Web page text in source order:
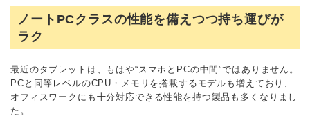
ノートPCクラスの性能を備えつつ持ち運びが
ラク
最近のタブレットは、もはや“スマホとPCの中間”ではありません。
PCと同等レベルのCPU・メモリを搭載するモデルも増えており、
オフィスワークにも十分対応できる性能を持つ製品も多くなりまし
た。